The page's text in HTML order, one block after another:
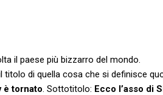
il paese più bizzarro del mondo.
titolo di quella cosa che si definisce
è tornato. Sottotitolo: Ecco l’asso di